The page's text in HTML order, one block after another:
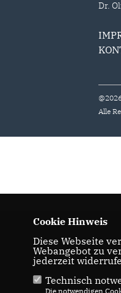
Dr.
Alle
Cookie Hinweis
Diese Webseite
Webangebot zu
jederzeit
Technisch
Die notwendigen